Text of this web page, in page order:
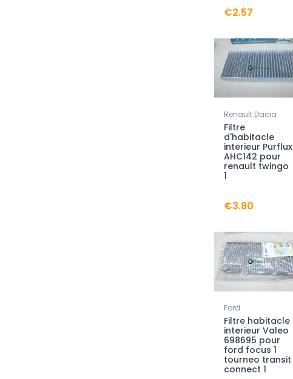
€2.57
Renault Dacia
Filtre
d'habitacle
interieur Purflux
AHC142 pour
renault twingo
1
€3.80
Ford
Filtre habitacle
interieur Valeo
698695 pour
ford focus 1
tourneo transit
connect 1